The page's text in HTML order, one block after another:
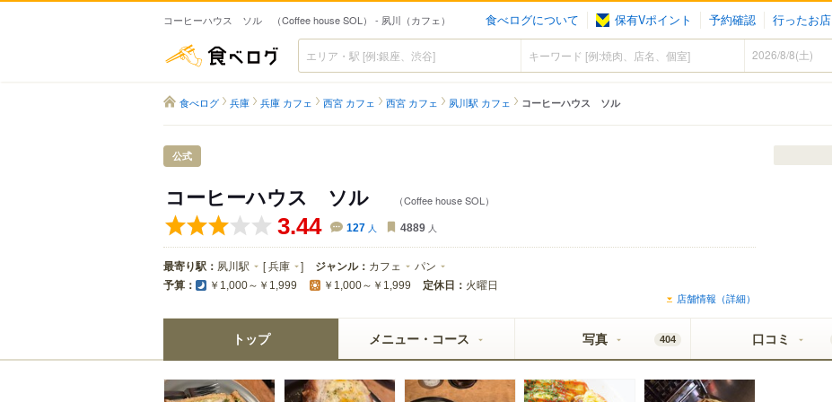
コーヒーハウス ソル （Coffee house SOL） - 夙川（カフェ） 食べログについて 保有Vポイント 予約確認 行ったお店
食べログ
食べログ 兵庫 兵庫 カフェ 西宮 カフェ 西宮 カフェ 夙川駅 カフェ コーヒーハウス ソル
公式
コーヒーハウス ソル （Coffee house SOL）
3.44 127 人 4889 人
最寄り駅： 夙川駅 [兵庫 ] ジャンル： カフェ パン
予算： ￥1,000～￥1,999 ￥1,000～￥1,999 定休日： 火曜日
店舗情報（詳細）
トップ メニュー・コース 写真 404 口コミ